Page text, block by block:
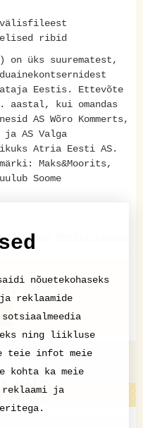
ribid
) on üks suurematest,
Eestis. Ettevõte
aastal, kui omandas
AS Wõro Kommerts,
ja AS Valga
Atria Eesti AS.
Maks&Moorits,
Soome
uudistoode
15:02
nõuetekohaseks
reklaamide
ning liikluse
teie infot meie
kohta ka meie
ja